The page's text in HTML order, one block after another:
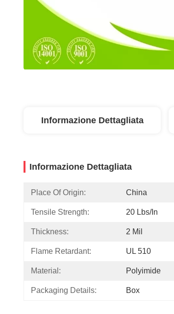
Informazione Dettagliata
Informazione Dettagliata
Place Of Origin: China
Tensile Strength: 20 Lbs/in
Thickness: 2 Mil
Flame Retardant: UL 510
Material: Polyimide
Packaging Details: Box